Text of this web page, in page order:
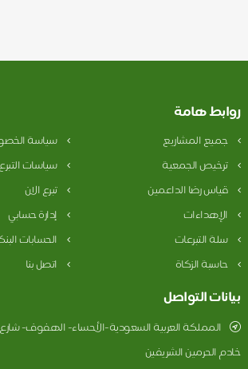
روابط هامة
جميع المشاريع
سياسة
ترخيص الجمعية
سياسات التبرع
قياس رضا الداعمين
تبرع الان
الإهداءات
إدارة حسابي
سلة التبرعات
الحسابات
حاسبة الزكاة
اتصل بنا
بيانات التواصل
المملكة العربية السعودية-الأحساء- الهفوف-
خادم الحرمين الشريفين